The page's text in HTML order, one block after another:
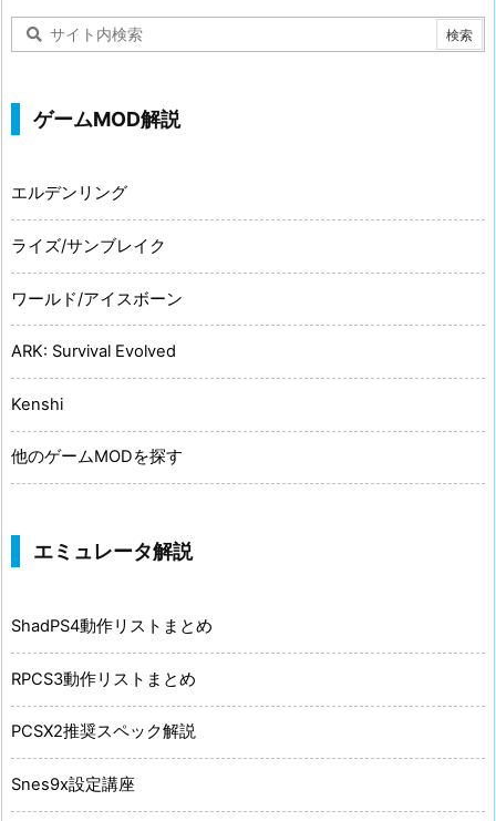
ゲームMOD解説
エルデンリング
ライズ/サンブレイク
ワールド/アイスボーン
ARK: Survival Evolved
Kenshi
他のゲームMODを探す
エミュレータ解説
ShadPS4動作リストまとめ
RPCS3動作リストまとめ
PCSX2推奨スペック解説
Snes9x設定講座